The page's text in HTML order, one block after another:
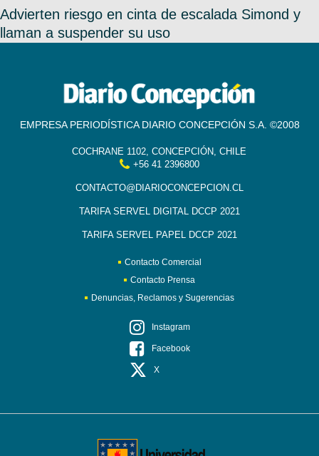
Advierten riesgo en cinta de escalada Simond y
llaman a suspender su uso
EMPRESA PERIODÍSTICA DIARIO CONCEPCIÓN S.A. ©2008
COCHRANE 1102, CONCEPCIÓN, CHILE
+56 41 2396800
CONTACTO@DIARIOCONCEPCION.CL
TARIFA SERVEL DIGITAL DCCP 2021
TARIFA SERVEL PAPEL DCCP 2021
Contacto Comercial
Contacto Prensa
Denuncias, Reclamos y Sugerencias
Instagram
Facebook
X